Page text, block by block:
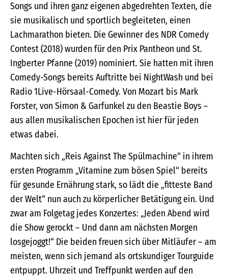
Songs und ihren ganz eigenen abgedrehten Texten, die
sie musikalisch und sportlich begleiteten, einen
Lachmarathon bieten. Die Gewinner des NDR Comedy
Contest (2018) wurden für den Prix Pantheon und St.
Ingberter Pfanne (2019) nominiert. Sie hatten mit ihren
Comedy-Songs bereits Auftritte bei NightWash und bei
Radio 1Live-Hörsaal-Comedy. Von Mozart bis Mark
Forster, von Simon & Garfunkel zu den Beastie Boys –
aus allen musikalischen Epochen ist hier für jeden
etwas dabei.
Machten sich „Reis Against The Spülmachine“ in ihrem
ersten Programm „Vitamine zum bösen Spiel“ bereits
für gesunde Ernährung stark, so lädt die „fitteste Band
der Welt“ nun auch zu körperlicher Betätigung ein. Und
zwar am Folgetag jedes Konzertes: „Jeden Abend wird
die Show gerockt – Und dann am nächsten Morgen
losgejoggt!“ Die beiden freuen sich über Mitläufer – am
meisten, wenn sich jemand als ortskundiger Tourguide
entpuppt. Uhrzeit und Treffpunkt werden auf den